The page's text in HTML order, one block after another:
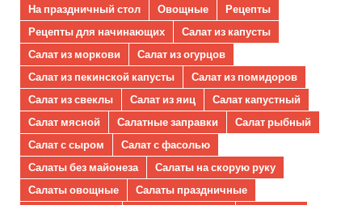
На праздничный стол
Овощные
Рецепты
Рецепты для начинающих
Салат из капусты
Салат из моркови
Салат из огурцов
Салат из пекинской капусты
Салат из помидоров
Салат из свеклы
Салат из яиц
Салат капустный
Салат мясной
Салатные заправки
Салат рыбный
Салат с сыром
Салат с фасолью
Салаты без майонеза
Салаты на скорую руку
Салаты овощные
Салаты праздничные